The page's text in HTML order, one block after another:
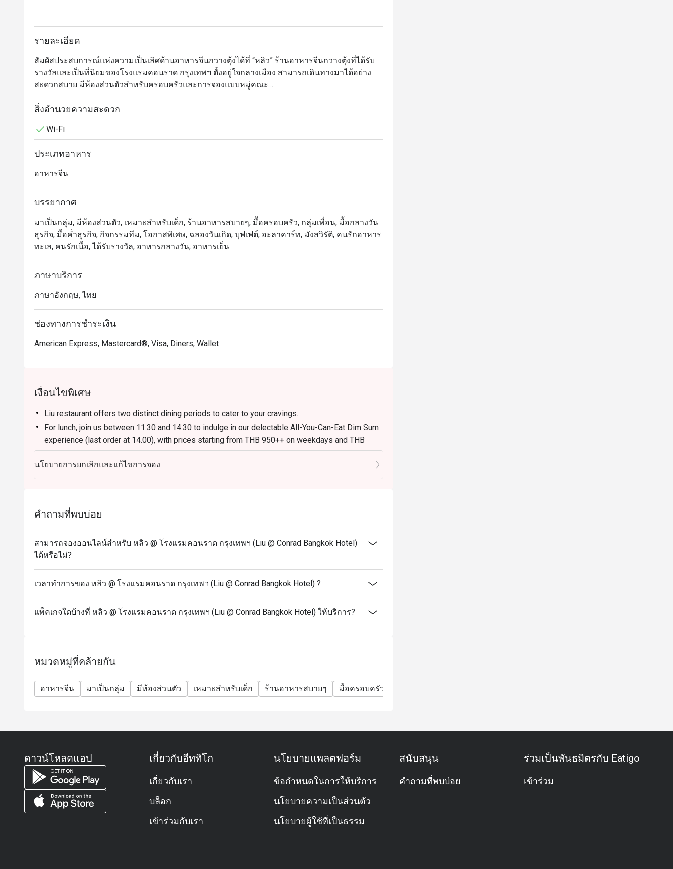
รายละเอียด
สัมผัสประสบการณ์แห่งความเป็นเลิศด้านอาหารจีนกวางตุ้งได้ที่ “หลิว” ร้านอาหารจีนกวางตุ้งที่ได้รับ
รางวัลและเป็นที่นิยมของโรงแรมคอนราด กรุงเทพฯ ตั้งอยู่ใจกลางเมือง สามารถเดินทางมาได้อย่าง
สะดวกสบาย มีห้องส่วนตัวสำหรับครอบครัวและการจองแบบหมู่คณะ
ห้องอาหารหลิว ผสมผสานสเน่ห์ของรสชาติอาหารจีนแบบดั้งเดิม ผ่านการนำเสนอแบบร่วมสมัย ภายใน
มุ่งมั่นในการให้บริการ
ห้องอาหารหลิว พร้อมมอบประสบการณ์แห่งการรับประทานอาหารอันน่าจดจำ สะท้อนถึงการให้
บริการที่เป็นที่ยอมรับและมีชื่อเสียงโด่งดังของโรงแรมคอนราด กรุงเทพฯ
ความเชี่ยวชาญ ทักษะและศิลปะในการปรุงอาหารจีนมานานกว่า 37 ปี เขาพร้อมสร้างสรรค์อาหารทุก
จานและผสมผสานเทคนิคขั้นสูงของการทำอาหารจีนแบบดั้งเดิม ให้เข้ากับกลิ่นอายของการรับ
ประทานอาหารที่ร่วมสมัยในปัจจุบันไว้ได้อย่างลงตัว
หลิว @ โรงแรมคอนราด กรุงเทพฯ (Liu @ Conrad Bangkok Hotel) เป็นร้านอาหารจีนและกวางตุ้งระดับ
ทูตสหรัฐอเมริกาและบีทีเอสเพลินจิต เดินทางสะดวก บรรยากาศหรูหราแต่เป็นกันเอง เหมาะสำหรับ
ครอบครัว นัดธุรกิจ หรือโอกาสพิเศษ
เมนูไฮไลต์ ได้แก่ บุฟเฟ่ต์ติ่มซำ เป็ดปักกิ่ง ฮื่อแซกุ้งทอดกรอบ และปลาหิมะย่างซอสถั่วเหลืองชั้นดี
เหมาะทั้งสำหรับคนไทยที่มองหาติ่มซำคุณภาพเยี่ยม และนักท่องเที่ยวที่ต้องการประสบการณ์อาหารที่
สิ่งอำนวยความสะดวก
Wi-Fi
ประเภทอาหาร
อาหารจีน
บรรยากาศ
มาเป็นกลุ่ม, มีห้องส่วนตัว, เหมาะสำหรับเด็ก, ร้านอาหารสบายๆ, มื้อครอบครัว, กลุ่มเพื่อน, มื้อกลางวัน
ธุรกิจ, มื้อค่ำธุรกิจ, กิจกรรมทีม, โอกาสพิเศษ, ฉลองวันเกิด, บุฟเฟต์, อะลาคาร์ท, มังสวิรัติ, คนรักอาหาร
ทะเล, คนรักเนื้อ, ได้รับรางวัล, อาหารกลางวัน, อาหารเย็น
ภาษาบริการ
ภาษาอังกฤษ, ไทย
ช่องทางการชำระเงิน
American Express, Mastercard®, Visa, Diners, Wallet
เงื่อนไขพิเศษ
Liu restaurant offers two distinct dining periods to cater to your cravings.
For lunch, join us between 11.30 and 14.30 to indulge in our delectable All-You-Can-Eat Dim Sum
experience (last order at 14.00), with prices starting from THB 950++ on weekdays and THB
1,180++ on weekends and public holidays (excluding drinks).
* Last order for lunch is at 14:00 and for dinner is at 21:30.
For dinner, we reopen at 18.00, welcoming you for a delightful a-la-carte dinner.
** Our menu and pricing are subject to change without prior notice, allowing us to continuously
provide you with innovative and exceptional culinary offerings that reflect the finest seasonal
*** All prices listed are in Thai Baht and do not include vats and service charge, unless otherwise
stated in the special conditions.
FAQs
Q: What kind of cuisine does หลิว @ โรงแรมคอนราด กรุงเทพฯ (Liu @ Conrad Bangkok Hotel)
offer?
A: The restaurant specialises in Cantonese and classic Chinese cuisine, with a strong focus on
A: Must-tries include the all-you-can-eat dim sum, Peking duck, Deep-Fried Bean Curd Skin Roll
with Seafood, Grilled Snow Fish, and a variety of steamed and fried dim sum specialties.
Q: What is the dress code?
A: Smart casual attire is recommended.
of America and a short distance from Phloen Chit BTS Station.
นโยบายการยกเลิกและแก้ไขการจอง
คำถามที่พบบ่อย
สามารถจองออนไลน์สำหรับ หลิว @ โรงแรมคอนราด กรุงเทพฯ (Liu @ Conrad Bangkok Hotel)
ได้หรือไม่?
เวลาทำการของ หลิว @ โรงแรมคอนราด กรุงเทพฯ (Liu @ Conrad Bangkok Hotel) ?
แพ็คเกจใดบ้างที่ หลิว @ โรงแรมคอนราด กรุงเทพฯ (Liu @ Conrad Bangkok Hotel) ให้บริการ?
หมวดหมู่ที่คล้ายกัน
อาหารจีน มาเป็นกลุ่ม มีห้องส่วนตัว เหมาะสำหรับเด็ก ร้านอาหารสบายๆ มื้อครอบครัว
ดาวน์โหลดแอป เกี่ยวกับอีททิโก
เกี่ยวกับเรา
บล็อก
เข้าร่วมกับเรา
นโยบายแพลตฟอร์ม
ข้อกำหนดในการให้บริการ
นโยบายความเป็นส่วนตัว
นโยบายผู้ใช้ที่เป็นธรรม
สนับสนุน
คำถามที่พบบ่อย
ร่วมเป็นพันธมิตรกับ Eatigo
เข้าร่วม